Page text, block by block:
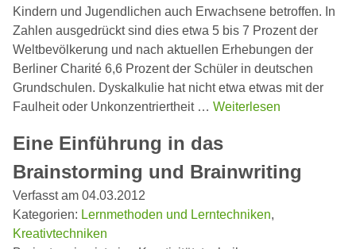
Kindern und Jugendlichen auch Erwachsene betroffen. In
Zahlen ausgedrückt sind dies etwa 5 bis 7 Prozent der
Weltbevölkerung und nach aktuellen Erhebungen der
Berliner Charité 6,6 Prozent der Schüler in deutschen
Grundschulen. Dyskalkulie hat nicht etwa etwas mit der
Faulheit oder Unkonzentriertheit … Weiterlesen
Eine Einführung in das
Brainstorming und Brainwriting
Verfasst am 04.03.2012
Kategorien: Lernmethoden und Lerntechniken,
Kreativtechniken